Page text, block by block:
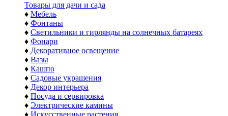
Товары для дачи и сада
♦ Мебель
♦ Фонтаны
♦ Светильники и гирлянды на солнечных батареях
♦ Фонари
♦ Декоративное освещение
♦ Вазы
♦ Кашпо
♦ Садовые украшения
♦ Декор интерьера
♦ Посуда и сервировка
♦ Электрические камины
♦ Искусственные растения